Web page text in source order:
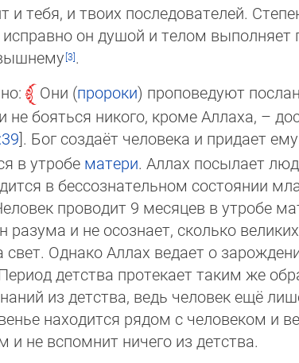
и тебя, и твоих последователей.
исправно он душой и телом
.
Они (пророки) проповедуют
не бояться никого, кроме Аллаха, –
. Бог создаёт человека и придает
в ут­робе матери. Аллах посылает
в бессознательном состоянии
проводит 9 месяцев в утробе
и не осознает, сколько великих
Однако Аллах ведает о
детства протекает таким же
из детства, ведь человек ещё
на­хо­дится рядом с человеком и
не вспом­нит ничего из детства.